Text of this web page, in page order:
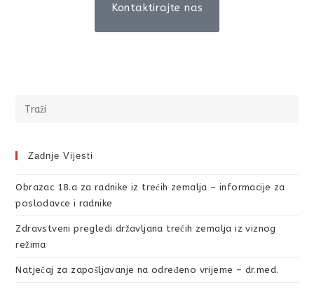
Kontaktirajte nas
Zadnje Vijesti
Obrazac 18.a za radnike iz trećih zemalja – informacije za
poslodavce i radnike
Zdravstveni pregledi državljana trećih zemalja iz viznog
režima
Natječaj za zapošljavanje na određeno vrijeme – dr.med.